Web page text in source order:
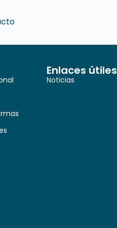
Enlaces útiles
Noticias